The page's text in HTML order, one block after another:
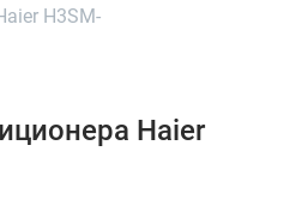
шоссе 130, корп.
H3SM-
Haier